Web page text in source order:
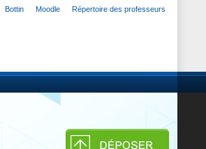
Bottin Moodle Répertoire des professeurs